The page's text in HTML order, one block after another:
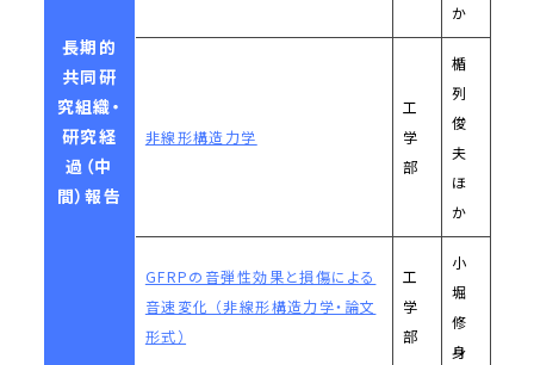
長期的
共同研
究組織・
研究経
過（中
間）報告
か
非線形構造力学
工
学
部
楯
列
俊
夫
ほ
か
GFRPの音弾性効果と損傷による
音速変化 （非線形構造力学・論文
形式）
工
学
部
小
堀
修
身